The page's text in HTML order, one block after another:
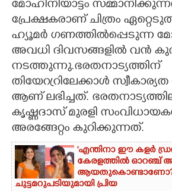
മോഹിനിയാട്ടം
പ്രേക്ഷകരാണ് ചിത്രം
ഹ്യൂമർ ഗണത്തിൽപ്പെടുന്ന
അവധി ദിവസങ്ങളിൽ വൻ
നടത്തുന്നു.ഭരതനാട്യത്തിന്
തിയേറ്രറിലേക്കാൾ സ്വീകാര്യത
ആണ് ലഭിച്ചത്.
കൃഷ്ണദാസ് മുരളി
അരങ്ങേറ്റം കുറിക്കുന്നത്.
'എന്തിനാ ഈ കളർ
കേരളത്തിൽ ഓറഞ്ച്
ചുട്ടമറുപടിയുമായി പ്രിയ